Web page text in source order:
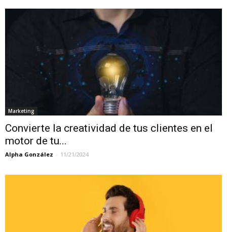
Marketing
Convierte la creatividad de tus clientes en el
motor de tu...
Alpha González - 11/21/2024